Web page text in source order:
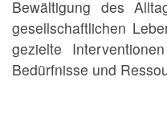
Bewältigung des
gesellschaftlichen
gezielte
Bedürfnisse und